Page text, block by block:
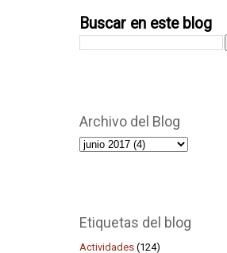
Buscar en este blog
Archivo del Blog
Etiquetas del blog
Actividades (124)